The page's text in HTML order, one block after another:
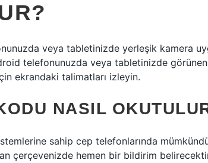
veya tabletinizde yerleşik kamera
telefonunuzda veya tabletinizde
ekrandaki talimatları izleyin.
NASIL
sahip cep telefonlarında
çerçevenizde hemen bir bildirim